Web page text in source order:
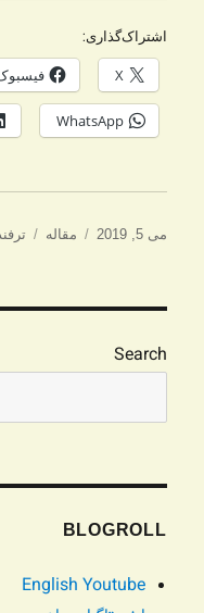
اشتراک‌گذاری:
X
WhatsApp
ارسال
می 5, 2019 دسته‌ها
مقاله
Search
BLOGROLL
English Youtube